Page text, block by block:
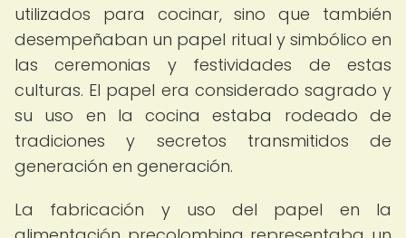
utilizados para cocinar, sino que también
desempeñaban un papel ritual y simbólico en
las ceremonias y festividades de estas
culturas. El papel era considerado sagrado y
su uso en la cocina estaba rodeado de
tradiciones y secretos transmitidos de
generación en generación.
La fabricación y uso del papel en la